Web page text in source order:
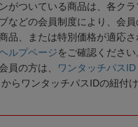
がついている商品は、各クラ
などの会員制度により、会
品、または特別価格が適応さ
ルプページをご確認ください
員の方は、
ワンタッチパス
からワンタッチパスIDの紐付